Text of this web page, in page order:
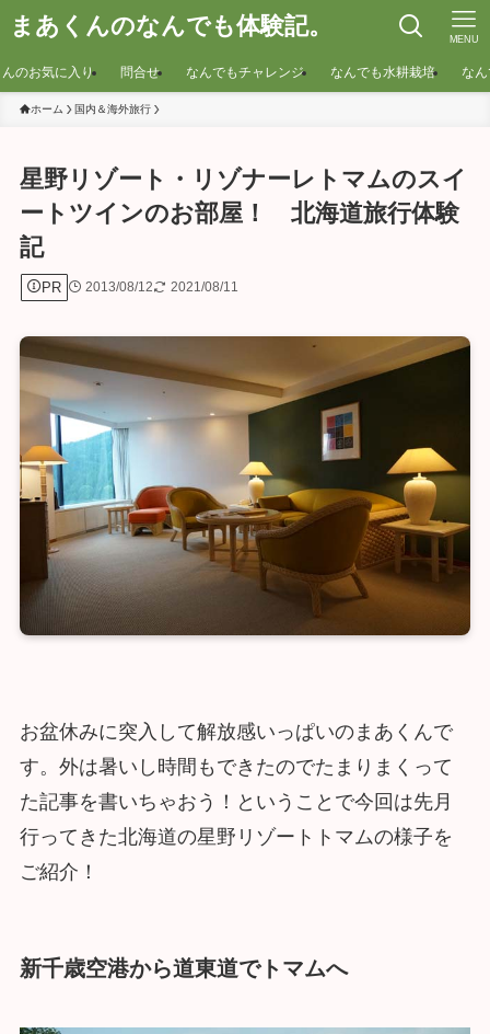
まあくんのなんでも体験記。 MENU
のお気に入り 問合せ なんでもチャレンジ なんでも水耕栽培 な
ホーム 国内＆海外旅行
星野リゾート・リゾナーレトマムのスイ
ートツインのお部屋！ 北海道旅行体験
記
PR 2013/08/12 2021/08/11
お盆休みに突入して解放感いっぱいのまあくんで
す。外は暑いし時間もできたのでたまりまくって
た記事を書いちゃおう！ということで今回は先月
行ってきた北海道の星野リゾートトマムの様子を
ご紹介！
新千歳空港から道東道でトマムへ